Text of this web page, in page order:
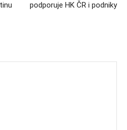
podporuje HK ČR i podniky